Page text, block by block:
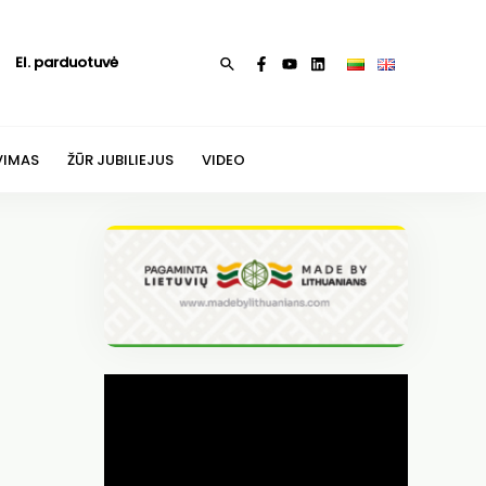
El. parduotuvė Paieška
ŽŪR JUBILIEJUS VIDEO